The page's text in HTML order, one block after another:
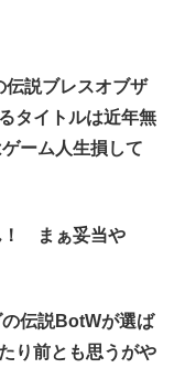
伝説ブレスオブザ
タイトルは近年無
ーム人生損して
！ まぁ妥当や
の伝説BotWが選ば
り前とも思うがや